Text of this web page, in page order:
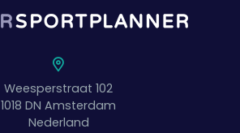
Weesperstraat 102
1018 DN Amsterdam
Nederland